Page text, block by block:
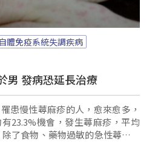
自體免疫系統失調疾病
男 發病恐延長治療
患慢性蕁麻疹的人，愈來愈多，
23.3%機會，發生蕁麻疹，平均
了食物、藥物過敏的急性蕁麻疹
性自發性蕁麻疹。